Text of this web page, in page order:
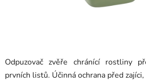
Odpuzovač zvěře chránící rostliny
prvních listů. Účinná ochrana před